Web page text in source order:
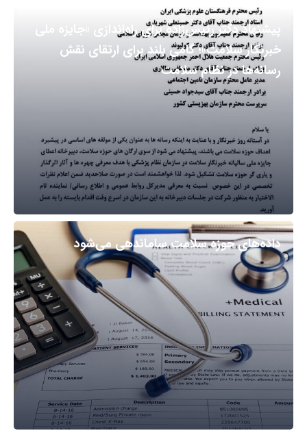
پیشنهاد دکتر رئیس‌زاده برای راه‌اندازی «جایزه ملی
خبرنگار سلامت»؛ گامی بلند برای ارتقای نقش
رسانه‌ها در نظام سلامت
داده‌های حوزه سلامت ساماندهی می‌شود